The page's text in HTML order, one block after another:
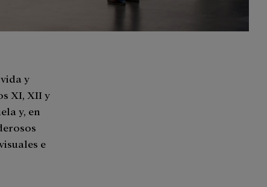
y
XI, XII y
y, en
e